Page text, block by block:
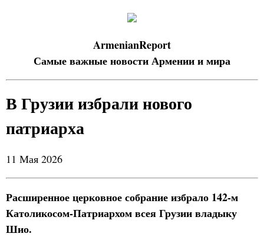
ArmenianReport
Самые важные новости Армении и мира
В Грузии избрали нового
патриарха
11 Мая 2026
Расширенное церковное собрание избрало 142-м
Католикосом-Патриархом всея Грузии владыку
Шио.